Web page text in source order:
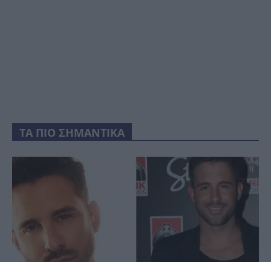
ΤΑ ΠΙΟ ΣΗΜΑΝΤΙΚΑ